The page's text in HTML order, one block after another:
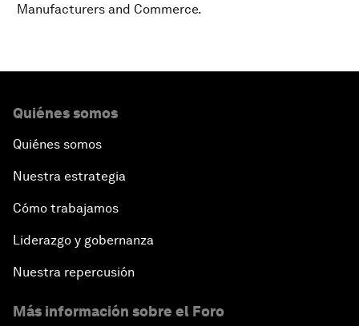
Manufacturers and Commerce.
Quiénes somos
Quiénes somos
Nuestra estrategia
Cómo trabajamos
Liderazgo y gobernanza
Nuestra repercusión
Más información sobre el Foro